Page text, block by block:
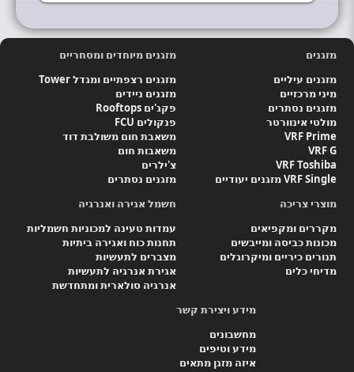
מזגנים
מזגנים עיליים
מיני מרכזיים
מזגנים נסתרים
מולטי אינוורטר
VRF Prime
VRF G
VRF Toshiba
VRF Single מזגנים יעודיים
מזגנים מיוחדים ומסחריים
מזגנים רצפתיים ומגדל Tower
מזגנים ניידים
פקג'ים Rooftops
פנקולים FCU
משאבת חום משולבת דוד
משאבות חום
צ'ילרים
מזגנים נסתרים
מוצרי צריכה
מקררים ומקפיאים
מכונות כביסה ומייבשים
תנורים כיריים ומיקרוגלים
מדיחי כלים
חשמל אגירה ואנרגיה
עמדות טעינה למכוניות חשמליות
תחנות כוח ואגירה ביתיות
מצברים לתעשיות
אגירת אנרגיה לתעשיות
אנרגיה סולארית ומתחדשת
מידע ויצירת קשר
מחשבונים
מידע וטיפים
איזה מזגן מתאים